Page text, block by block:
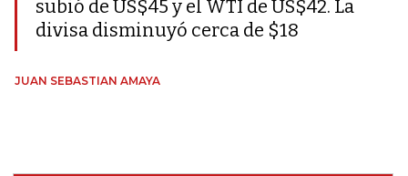
subió de US$45 y el WTI de US$42. La
divisa disminuyó cerca de $18
JUAN SEBASTIAN AMAYA